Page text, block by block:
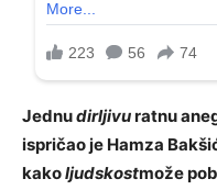
Jednudirljivuratnu
ispričao je Hamza
kakoljudskostmože